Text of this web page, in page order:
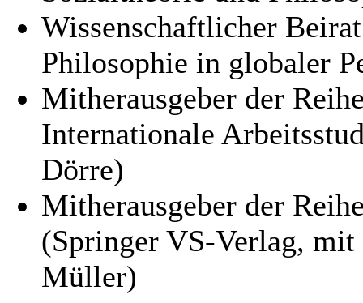
Wissenschaftlicher
Philosophie in globaler
Mitherausgeber der
Internationale
Dörre)
Mitherausgeber der
(Springer VS-Verlag, mit
Müller)